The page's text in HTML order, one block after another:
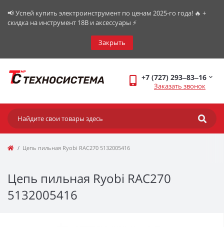
📢 Успей купить электроинструмент по ценам 2025-го года! 🔥 +
скидка на инструмент 18В и аксессуары ⚡️
Закрыть
+7 (727) 293‒83‒16
Заказать звонок
Цепь пильная Ryobi RAC270 5132005416
Цепь пильная Ryobi RAC270
5132005416